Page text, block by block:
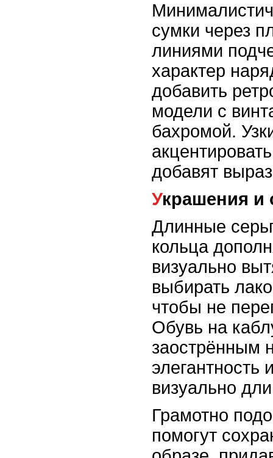
сумки через
линиями
характер
добавить
модели с
бахромой.
добавят
Украшения и
Длинные
кольца
визуально
выбирать
чтобы не
Обувь на
заострённым
элегантность
визуально
Грамотно
помогут